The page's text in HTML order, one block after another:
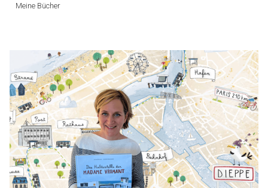
Meine Bücher